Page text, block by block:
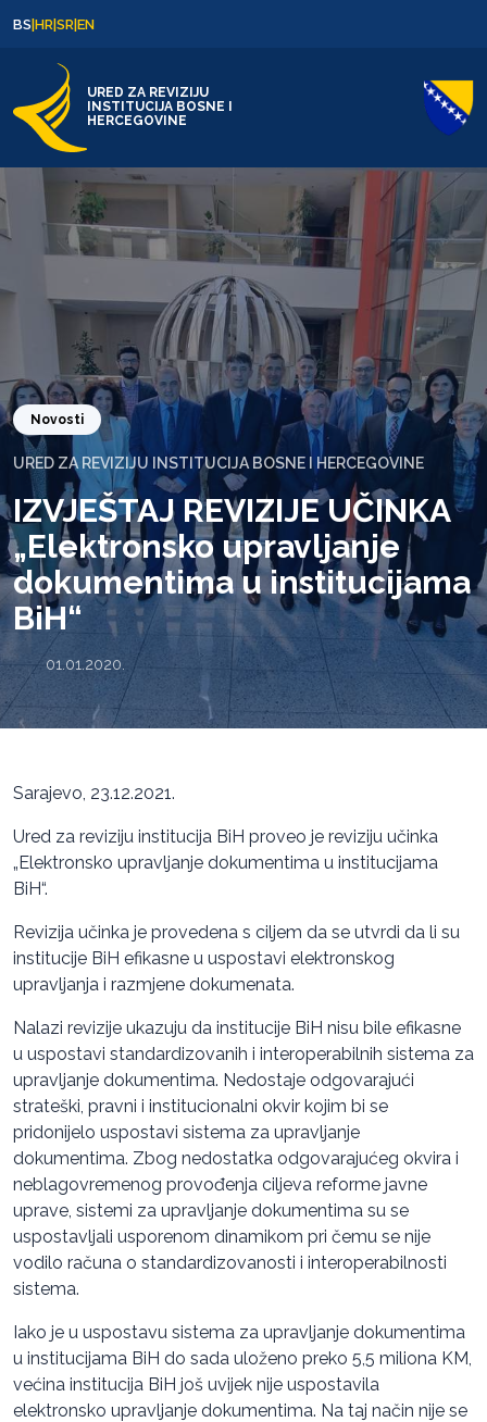
BS|HR|SR|EN
URED ZA REVIZIJU
INSTITUCIJA BOSNE I
HERCEGOVINE
Novosti
URED ZA REVIZIJU INSTITUCIJA BOSNE I HERCEGOVINE
IZVJEŠTAJ REVIZIJE UČINKA
„Elektronsko upravljanje
dokumentima u institucijama
BiH“
01.01.2020.
Sarajevo, 23.12.2021.
Ured za reviziju institucija BiH proveo je reviziju učinka
„Elektronsko upravljanje dokumentima u institucijama
BiH“.
Revizija učinka je provedena s ciljem da se utvrdi da li su
institucije BiH efikasne u uspostavi elektronskog
upravljanja i razmjene dokumenata.
Nalazi revizije ukazuju da institucije BiH nisu bile efikasne
u uspostavi standardizovanih i interoperabilnih sistema za
upravljanje dokumentima. Nedostaje odgovarajući
strateški, pravni i institucionalni okvir kojim bi se
pridonijelo uspostavi sistema za upravljanje
dokumentima. Zbog nedostatka odgovarajućeg okvira i
neblagovremenog provođenja ciljeva reforme javne
uprave, sistemi za upravljanje dokumentima su se
uspostavljali usporenom dinamikom pri čemu se nije
vodilo računa o standardizovanosti i interoperabilnosti
sistema.
Iako je u uspostavu sistema za upravljanje dokumentima
u institucijama BiH do sada uloženo preko 5,5 miliona KM,
većina institucija BiH još uvijek nije uspostavila
elektronsko upravljanje dokumentima. Na taj način nije se